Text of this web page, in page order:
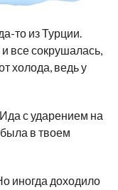
то из Турции.
все сокрушалась,
холода, ведь у
с ударением на
в твоем
иногда доходило